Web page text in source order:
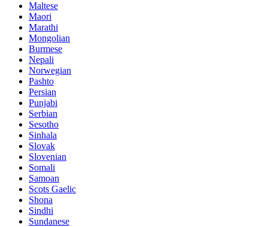
Maltese
Maori
Marathi
Mongolian
Burmese
Nepali
Norwegian
Pashto
Persian
Punjabi
Serbian
Sesotho
Sinhala
Slovak
Slovenian
Somali
Samoan
Scots Gaelic
Shona
Sindhi
Sundanese